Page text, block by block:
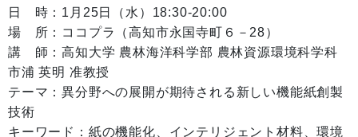
日 時：1月25日（水）18:30-20:00
場 所：ココプラ（高知市永国寺町６－28）
講 師：高知大学 農林海洋科学部 農林資源環境科学科
市浦 英明 准教授
テーマ：異分野への展開が期待される新しい機能紙創製
技術
キーワード：紙の機能化、インテリジェント材料、環境